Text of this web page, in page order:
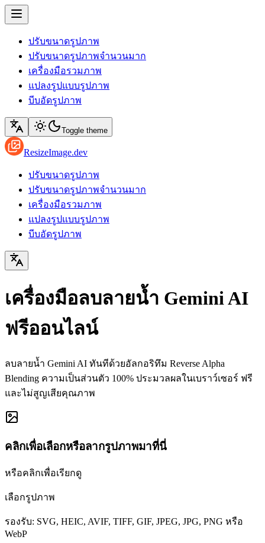
ปรับขนาดรูปภาพ
ปรับขนาดรูปภาพจำนวนมาก
เครื่องมือรวมภาพ
แปลงรูปแบบรูปภาพ
บีบอัดรูปภาพ
Toggle theme
ResizeImage.dev
ปรับขนาดรูปภาพ
ปรับขนาดรูปภาพจำนวนมาก
เครื่องมือรวมภาพ
แปลงรูปแบบรูปภาพ
บีบอัดรูปภาพ
เครื่องมือลบลายน้ำ Gemini AI
ฟรีออนไลน์
ลบลายน้ำ Gemini AI ทันทีด้วยอัลกอริทึม Reverse Alpha
Blending ความเป็นส่วนตัว 100% ประมวลผลในเบราว์เซอร์ ฟรี
และไม่สูญเสียคุณภาพ
คลิกเพื่อเลือกหรือลากรูปภาพมาที่นี่
หรือคลิกเพื่อเรียกดู
เลือกรูปภาพ
รองรับ: SVG, HEIC, AVIF, TIFF, GIF, JPEG, JPG, PNG หรือ
WebP